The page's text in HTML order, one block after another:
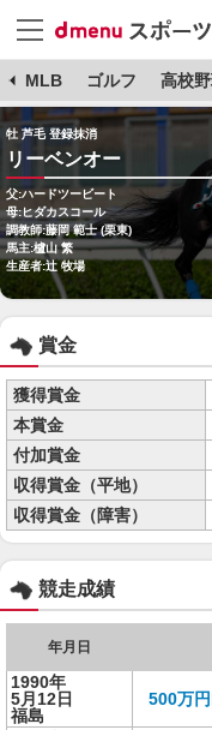
MLB ゴルフ 高校
牡 芦毛 登録抹消
リーベンオー
父:ハードツービート
母:ヒダカスコール
調教師:藤岡 範士 (栗東)
馬主:櫨山 繁
生産者:辻 牧場
賞金
獲得賞金
本賞金
付加賞金
収得賞金（平地）
収得賞金（障害）
競走成績
年月日
1990年
5月12日
福島
500万